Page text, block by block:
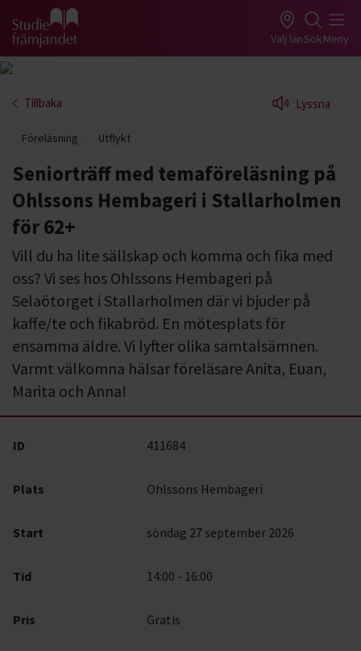
Gå till studiefrämjandets startsida Välj länSökMeny
Tillbaka Lyssna
Föreläsning Utflykt
Seniorträff med temaföreläsning på
Ohlssons Hembageri i Stallarholmen
för 62+
Vill du ha lite sällskap och komma och fika med
oss? Vi ses hos Ohlssons Hembageri på
Selaötorget i Stallarholmen där vi bjuder på
kaffe/te och fikabröd. En mötesplats för
ensamma äldre. Vi lyfter olika samtalsämnen.
Varmt välkomna hälsar föreläsare Anita, Euan,
Marita och Anna!
ID 411684
Plats Ohlssons Hembageri
Start söndag 27 september 2026
Tid 14:00 - 16:00
Pris Gratis